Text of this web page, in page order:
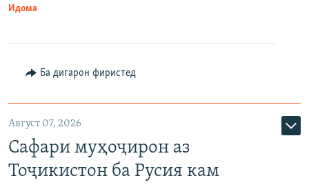
Идома
Ба дигарон фиристед
Август 07, 2026
Сафари муҳоҷирон аз
Тоҷикистон ба Русия кам